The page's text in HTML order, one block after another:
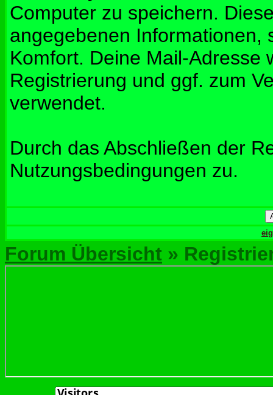
Computer zu speichern.
angegebenen Informationen,
Komfort. Deine Mail-Adresse
Registrierung und ggf. zum
verwendet.
Durch das Abschließen der
Nutzungsbedingungen zu.
Forum Übersicht »